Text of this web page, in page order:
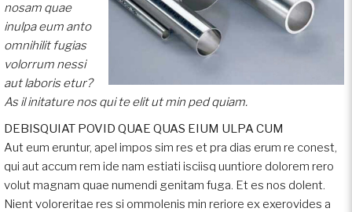
nosam quae
inulpa eum anto
omnihilit fugias
volorrum nessi
aut laboris etur?
As il initature nos qui te elit ut min ped quiam.
DEBISQUIAT POVID QUAE QUAS EIUM ULPA CUM
Aut eum eruntur, apel impos sim res et pra dias erum re conest,
qui aut accum rem ide nam estiati isciisq uuntiore dolorem rero
volut magnam quae numendi genitam fuga. Et es nos dolent.
Nient voloreritae res si ommolenis min reriore ex exerovides a